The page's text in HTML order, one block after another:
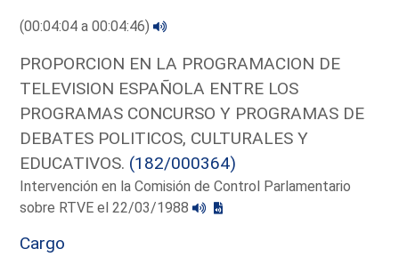
(00:04:04 a 00:04:46)
PROPORCION EN LA PROGRAMACION DE
TELEVISION ESPAÑOLA ENTRE LOS
PROGRAMAS CONCURSO Y PROGRAMAS DE
DEBATES POLITICOS, CULTURALES Y
EDUCATIVOS. (182/000364)
Intervención en la Comisión de Control Parlamentario
sobre RTVE el 22/03/1988
Cargo